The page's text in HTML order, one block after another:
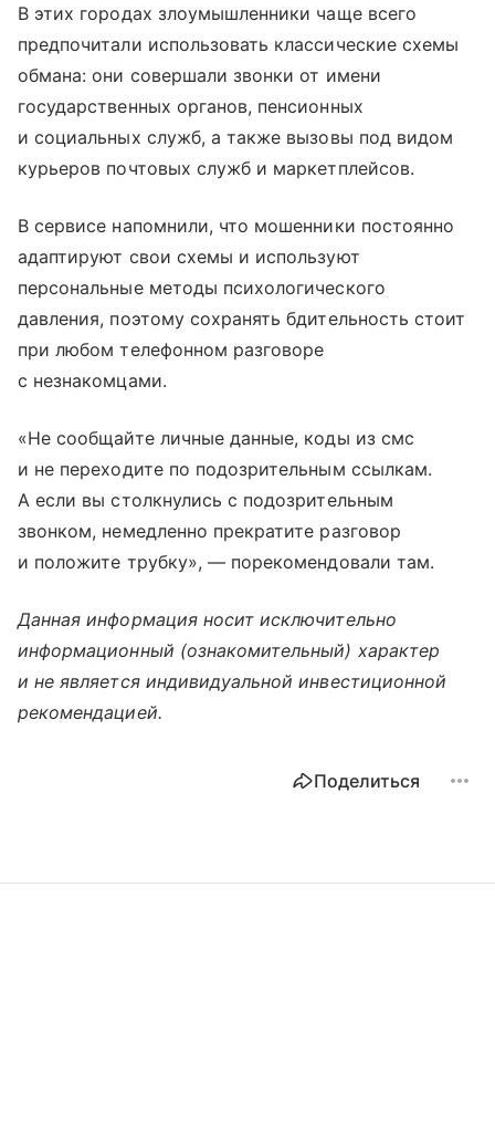
В этих городах злоумышленники чаще всего
предпочитали использовать классические схемы
обмана: они совершали звонки от имени
государственных органов, пенсионных
и социальных служб, а также вызовы под видом
курьеров почтовых служб и маркетплейсов.
В сервисе напомнили, что мошенники постоянно
адаптируют свои схемы и используют
персональные методы психологического
давления, поэтому сохранять бдительность стоит
при любом телефонном разговоре
с незнакомцами.
«Не сообщайте личные данные, коды из смс
и не переходите по подозрительным ссылкам.
А если вы столкнулись с подозрительным
звонком, немедленно прекратите разговор
и положите трубку», — порекомендовали там.
Данная информация носит исключительно
информационный (ознакомительный) характер
и не является индивидуальной инвестиционной
рекомендацией.
Поделиться